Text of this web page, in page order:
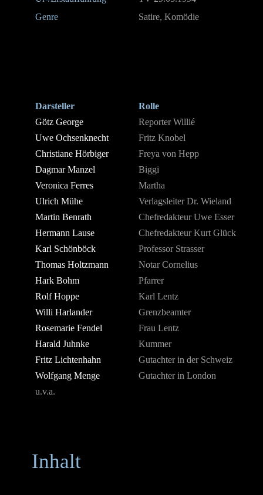
Genre
Satire, Komödie
Darsteller
Rolle
Götz George
Reporter Willié
Uwe Ochsenknecht
Fritz Knobel
Christiane Hörbiger
Freya von Hepp
Dagmar Manzel
Biggi
Veronica Ferres
Martha
Ulrich Mühe
Verlagsleiter Dr. Wieland
Martin Benrath
Chefredakteur Uwe Esser
Hermann Lause
Chefredakteur Kurt Glück
Karl Schönböck
Professor Strasser
Thomas Holtzmann
Notar Cornelius
Hark Bohm
Pfarrer
Rolf Hoppe
Karl Lentz
Willi Harlander
Grenzbeamter
Rosemarie Fendel
Frau Lentz
Harald Juhnke
Kummer
Fritz Lichtenhahn
Gutachter in der Schweiz
Wolfgang Menge
Gutachter in London
u.v.a.
Inhalt